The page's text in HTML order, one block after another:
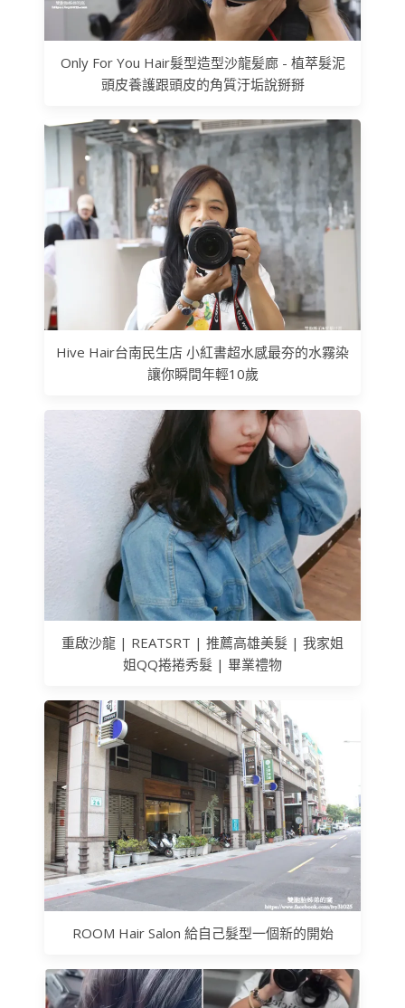
Only For You Hair髮型造型沙龍髪廊 - 植萃髮泥
頭皮養護跟頭皮的角質汙垢說掰掰
Hive Hair台南民生店 小紅書超水感最夯的水霧染
讓你瞬間年輕10歲
重啟沙龍 | REATSRT | 推薦高雄美髮 | 我家姐
姐QQ捲捲秀髮 | 畢業禮物
ROOM Hair Salon 給自己髮型一個新的開始